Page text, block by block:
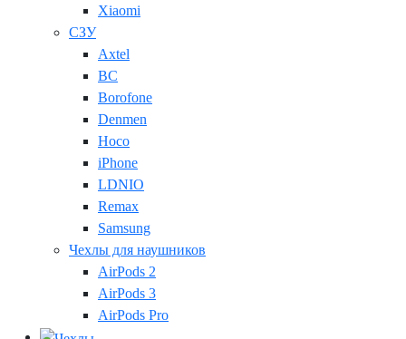
Xiaomi
СЗУ
Axtel
BC
Borofone
Denmen
Hoco
iPhone
LDNIO
Remax
Samsung
Чехлы для наушников
AirPods 2
AirPods 3
AirPods Pro